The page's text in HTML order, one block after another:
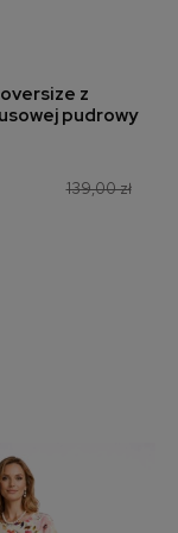
koszyka
z
pudrowy
139,00 zł